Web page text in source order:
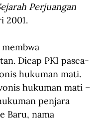
Perjuangan
2001.
Dicap PKI pasca-
hukuman mati.
hukuman mati –
penjara
Baru, nama